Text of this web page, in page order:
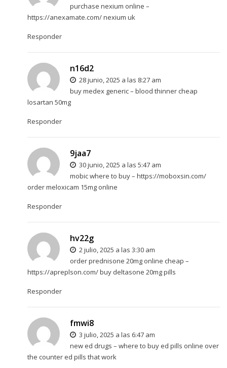
purchase nexium online –
https://anexamate.com/nexium uk
Responder
n16d2
28 junio, 2025 a las 8:27 am
buy medex generic – blood thinnercheap
losartan 50mg
Responder
9jaa7
30 junio, 2025 a las 5:47 am
mobic where to buy – https://moboxsin.com/
order meloxicam 15mg online
Responder
hv22g
2 julio, 2025 a las 3:30 am
order prednisone 20mg online cheap –
https://apreplson.com/buy deltasone 20mg pills
Responder
fmwi8
3 julio, 2025 a las 6:47 am
new ed drugs – where to buy ed pills online over
the counter ed pills that work